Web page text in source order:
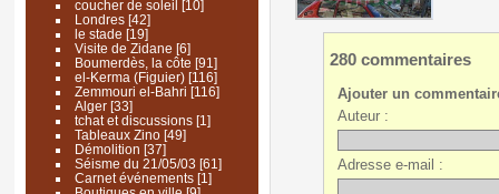
coucher de soleil [10]
Londres[42]
le stade [19]
Visite de Zidane [6]
Boumerdès, la côte [91]
el-Kerma (Figuier)[116]
Zemmouri el-Bahri [116]
Alger[33]
tchat et discussions[1]
Tableaux Zino[49]
Démolition [37]
Séisme du 21/05/03 [61]
Carnet événements[1]
280 commentaires
Ajouter un
Auteur :
Adresse e-mail :